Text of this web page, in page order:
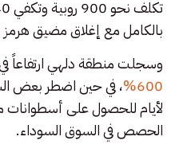
بالكامل مع إغلاق مضيق هرمز
وسجلت منطقة دلهي ارتفاعاً
600%
، في حين اضطر بعض
لأيام للحصول على أسطوانات
الحصص في السوق السوداء.